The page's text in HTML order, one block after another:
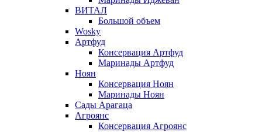
ВИТАЛ
Большой объем
Wosky
Артфуд
Консервация Артфуд
Маринады Артфуд
Ноян
Консервация Ноян
Маринады Ноян
Сады Арагаца
Агроянс
Консервация Агроянс